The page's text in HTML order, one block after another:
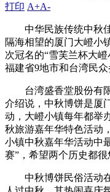
打印 A+A-
中华民族传统中秋佳
隔海相望的厦门大嶝小
次冠名的“雪芙兰杯大
福建省9地市和台湾民
台湾盛香堂股份有限
介绍说，中秋博饼是厦
动，大嶝小镇每年都举
秋旅游嘉年华特色活动
小镇中秋嘉年华活动中
赛”，希望两个历史都
中秋博饼民俗活动在